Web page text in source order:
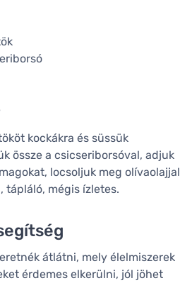
kockákra és süssük
össze a csicseriborsóval, adjuk
locsoljuk meg olívaolajjal
tápláló, mégis ízletes.
átlátni, mely élelmiszerek
érdemes elkerülni, jól jöhet